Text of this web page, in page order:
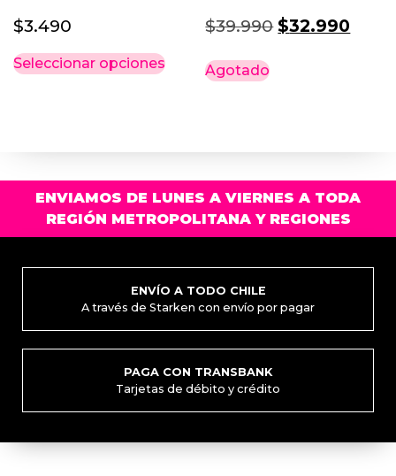
$3.490
Seleccionar opciones
producto
opciones
se
pueden
en
la
página
de
producto
$39.990 El
$32.990
Agotado
ENVIAMOS DE LUNES A VIERNES A TODA
REGIÓN METROPOLITANA Y REGIONES
ENVÍO A TODO CHILE
A través de Starken con envío por pagar
PAGA CON TRANSBANK
Tarjetas de débito y crédito